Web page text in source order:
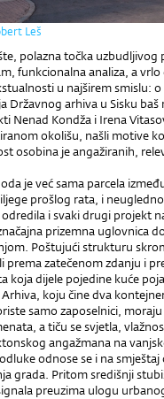
Leš
polazna točka uzbudljivog
funkcionalna analiza, a
u najširem smislu:
Državnog arhiva u Sisku
Nenad Kondža i Irena
okolišu, našli motive
osobina je angažiranih,
je već sama parcela
prošlog rata, i
i svaki drugi projekt
prizemna uglovnica
Poštujući strukturu
prema zatečenom zdanju i
koja dijele pojedine kuće
koju čine dva
samo zaposelnici,
a tiču se svjetla,
angažmana na
odnose se i na
grada. Pritom središnji
preuzima ulogu